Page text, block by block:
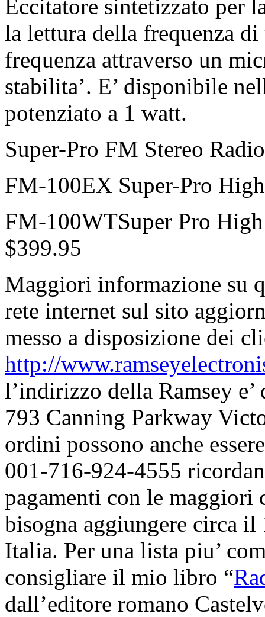
Eccitatore sintetizzato per
la lettura della frequenza
frequenza attraverso un
stabilita’. E’ disponibile
potenziato a 1 watt.
Super-Pro FM Stereo
FM-100EX Super-Pro
FM-100WTSuper Pro
$399.95
Maggiori informazione su
rete internet sul sito
messo a disposizione dei
http://
l’indirizzo della Ramsey
793 Canning Parkway
ordini possono anche
001-716-924-4555
pagamenti con le maggiori
bisogna aggiungere circa
Italia. Per una lista piu’
consigliare il mio libro “
dall’editore romano